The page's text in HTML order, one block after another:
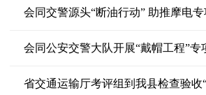
会同交警源头“断油行动” 助推摩电
会同公安交警大队开展“戴帽工程”专
省交通运输厅考评组到我县检查验